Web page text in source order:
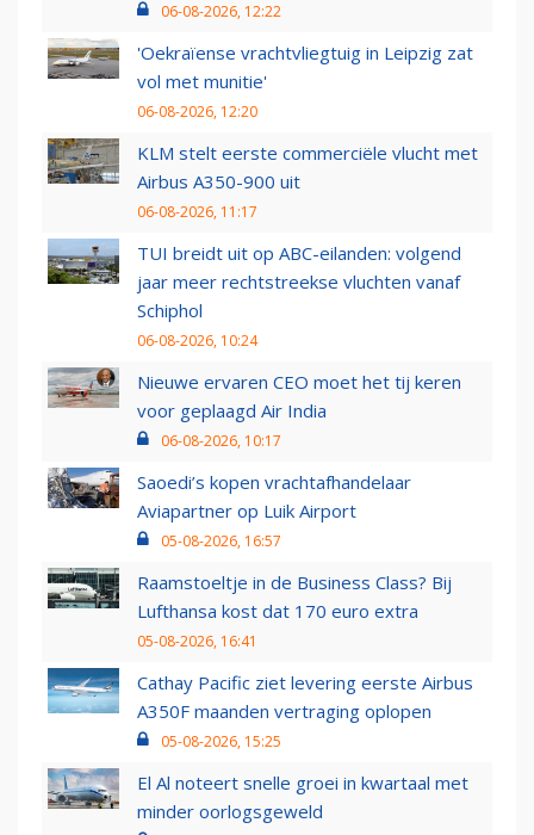
06-08-2026, 12:22
'Oekraïense vrachtvliegtuig in Leipzig zat
vol met munitie'
06-08-2026, 12:20
KLM stelt eerste commerciële vlucht met
Airbus A350-900 uit
06-08-2026, 11:17
TUI breidt uit op ABC-eilanden: volgend
jaar meer rechtstreekse vluchten vanaf
Schiphol
06-08-2026, 10:24
Nieuwe ervaren CEO moet het tij keren
voor geplaagd Air India
06-08-2026, 10:17
Saoedi’s kopen vrachtafhandelaar
Aviapartner op Luik Airport
05-08-2026, 16:57
Raamstoeltje in de Business Class? Bij
Lufthansa kost dat 170 euro extra
05-08-2026, 16:41
Cathay Pacific ziet levering eerste Airbus
A350F maanden vertraging oplopen
05-08-2026, 15:25
El Al noteert snelle groei in kwartaal met
minder oorlogsgeweld